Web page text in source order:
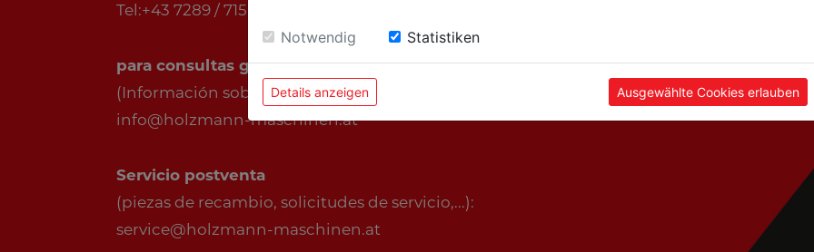
Tel:+43 7289 / 71562-0
para consultas generales
(Información sobre productos, empresa,...):
info@holzmann-maschinen.at
Servicio postventa
(piezas de recambio, solicitudes de servicio,...):
service@holzmann-maschinen.at
Notwendig Statistiken
Details anzeigen Ausgewählte Cookies erlauben